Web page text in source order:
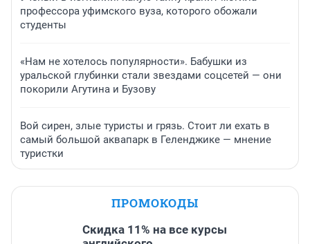
профессора уфимского вуза, которого обожали
студенты
«Нам не хотелось популярности». Бабушки из
уральской глубинки стали звездами соцсетей — они
покорили Агутина и Бузову
Вой сирен, злые туристы и грязь. Стоит ли ехать в
самый большой аквапарк в Геленджике — мнение
туристки
ПРОМОКОДЫ
Скидка 11% на все курсы